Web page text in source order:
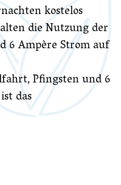
kostelos
die Nutzung der
6 Ampère Strom auf
Pfingsten und 6
das